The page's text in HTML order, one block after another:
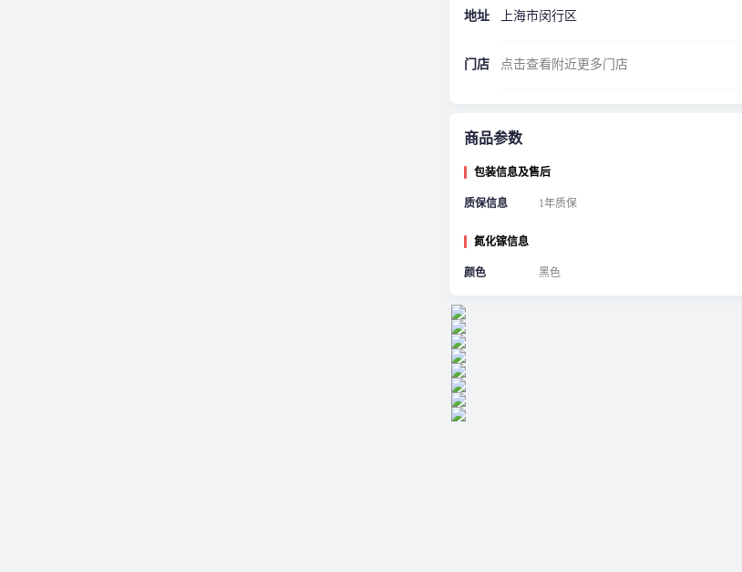
地址 上海市闵行区
门店 点击查看附近更多门店
商品参数
包装信息及售后
质保信息 1年质保
氮化镓信息
颜色 黑色